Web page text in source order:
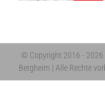
© Copyright 2016 -
Bergheim | Alle Rechte